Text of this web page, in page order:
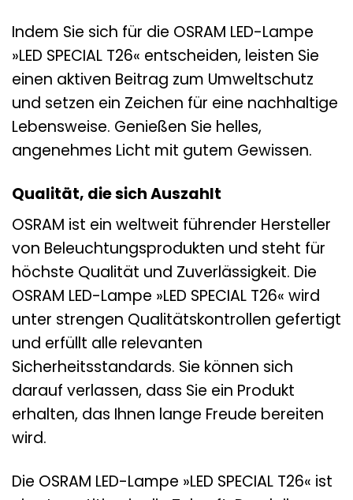
Indem Sie sich für die OSRAM LED-Lampe
»LED SPECIAL T26« entscheiden, leisten Sie
einen aktiven Beitrag zum Umweltschutz
und setzen ein Zeichen für eine nachhaltige
Lebensweise. Genießen Sie helles,
angenehmes Licht mit gutem Gewissen.
Qualität, die sich Auszahlt
OSRAM ist ein weltweit führender Hersteller
von Beleuchtungsprodukten und steht für
höchste Qualität und Zuverlässigkeit. Die
OSRAM LED-Lampe »LED SPECIAL T26« wird
unter strengen Qualitätskontrollen gefertigt
und erfüllt alle relevanten
Sicherheitsstandards. Sie können sich
darauf verlassen, dass Sie ein Produkt
erhalten, das Ihnen lange Freude bereiten
wird.
Die OSRAM LED-Lampe »LED SPECIAL T26« ist